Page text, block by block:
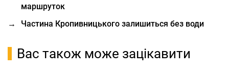
маршруток
→
Частина Кропивницького залишиться без води
Вас також може зацікавити